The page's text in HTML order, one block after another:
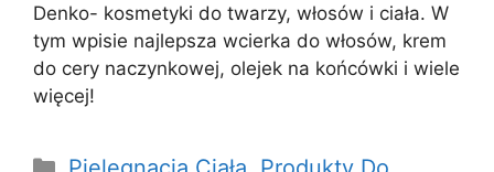
Denko- kosmetyki do twarzy, włosów i ciała. W
tym wpisie najlepsza wcierka do włosów, krem
do cery naczynkowej, olejek na końcówki i wiele
więcej!
Kategorie